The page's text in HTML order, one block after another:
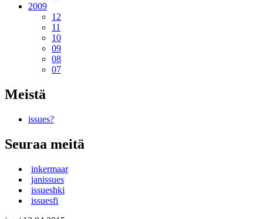
2009
12
11
10
09
08
07
Meistä
issues?
Seuraa meitä
inkermaar
janissues
issueshki
issuesfi